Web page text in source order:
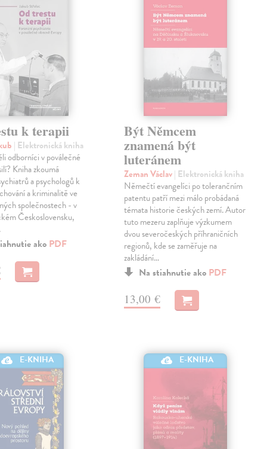
k terapii
| Elektronická kniha
odborníci v poválečné
Kniha zkoumá
a psychologů k
a kriminalitě ve
společnostech - v
Československu,
ako PDF
Být Němcem
znamená být
luteránem
Zeman Václav| Elektronická kniha
Němečtí evangelíci po tolerančním
patentu patří mezi málo probádaná
témata historie českých zemí. Autor
tuto mezeru zaplňuje výzkumem
dvou severočeských příhraničních
regionů, kde se zaměřuje na
zakládání…
Na stiahnutie ako PDF
13,00 €
E-KNIHA E-KNIHA